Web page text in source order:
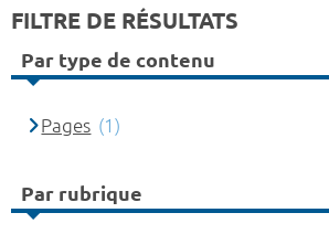
FILTRE DE RÉSULTATS
Par type de contenu
Pages (1)
Par rubrique